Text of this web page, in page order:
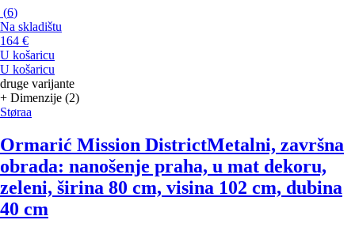
(6)
Na skladištu
164 €
U košaricu
U košaricu
druge varijante
+ Dimenzije (2)
Støraa
Ormarić Mission DistrictMetalni, završna
obrada: nanošenje praha, u mat dekoru,
zeleni, širina 80 cm, visina 102 cm, dubina
40 cm